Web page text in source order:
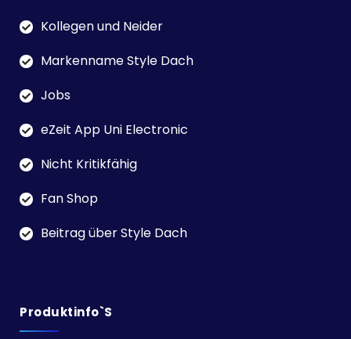
Kollegen und Neider
Markenname Style Dach
Jobs
eZeit App Uni Electronic
Nicht Kritikfähig
Fan Shop
Beitrag über Style Dach
Produktinfo`s